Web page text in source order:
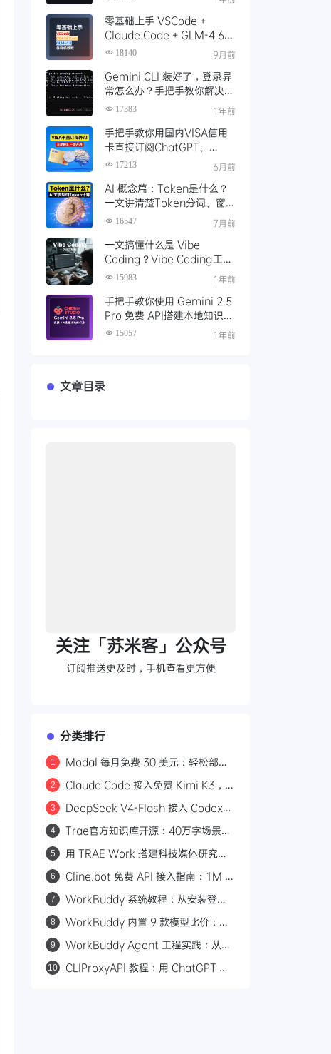
零基础上手 VSCode +
Claude Code + GLM-4.6
保姆级安装配置教程
18140 9月前
Gemini CLI 装好了，登录异
常怎么办？手把手教你解决
Gemini CLI 登录问题
17383 1年前
手把手教你用国内VISA信用
卡直接订阅ChatGPT、
Claude、Google Gemini
17213 6月前
AI 概念篇：Token是什么？
一文讲清楚Token分词、窗
口、计费与常用计算工具
16547 7月前
一文搞懂什么是 Vibe
Coding？Vibe Coding工具
推荐及Cursor编程开发实践
15983 1年前
手把手教你使用 Gemini 2.5
Pro 免费 API搭建本地知识
库，一键接入 Gemini！
15057 1年前
文章目录
关注「苏米客」公众号
订阅推送更及时，手机查看更方便
分类排行
1
Modal 每月免费 30 美元：轻松部署
2
Claude Code 接入免费 Kimi K3，
3
DeepSeek V4-Flash 接入 Codex：
Luna
4
Trae官方知识库开源：40万字场景化
5
用 TRAE Work 搭建科技媒体研究助
6
Cline.bot 免费 API 接入指南：1M 超
7
WorkBuddy 系统教程：从安装登录
手 AI 桌面助手
8
WorkBuddy 内置 9 款模型比价：
9
WorkBuddy Agent 工程实践：从模
10
CLIProxyAPI 教程：用 ChatGPT 订